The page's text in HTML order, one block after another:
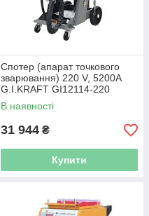
Спотер (апарат точкового
зварювання) 220 V, 5200A
G.I.KRAFT GI12114-220
В наявності
31 944 ₴
Купити